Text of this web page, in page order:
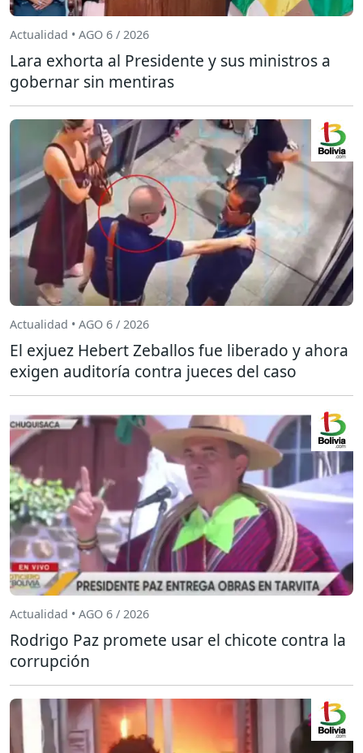
Actualidad • AGO 6 / 2026
Lara exhorta al Presidente y sus ministros a
gobernar sin mentiras
Actualidad • AGO 6 / 2026
El exjuez Hebert Zeballos fue liberado y ahora
exigen auditoría contra jueces del caso
Actualidad • AGO 6 / 2026
Rodrigo Paz promete usar el chicote contra la
corrupción